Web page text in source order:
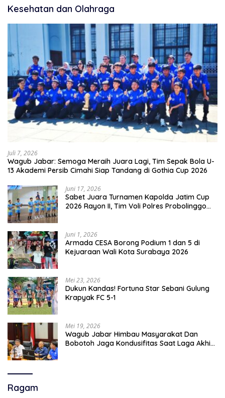
Kesehatan dan Olahraga
Juli 7, 2026
Wagub Jabar: Semoga Meraih Juara Lagi, Tim Sepak Bola U-
13 Akademi Persib Cimahi Siap Tandang di Gothia Cup 2026
Juni 17, 2026
Sabet Juara Turnamen Kapolda Jatim Cup
2026 Rayon II, Tim Voli Polres Probolinggo
Juni 1, 2026
Armada CESA Borong Podium 1 dan 5 di
Kejuaraan Wali Kota Surabaya 2026
Mei 23, 2026
Dukun Kandas! Fortuna Star Sebani Gulung
Krapyak FC 5-1
Mei 19, 2026
Wagub Jabar Himbau Masyarakat Dan
Bobotoh Jaga Kondusifitas Saat Laga Akhir
Ragam